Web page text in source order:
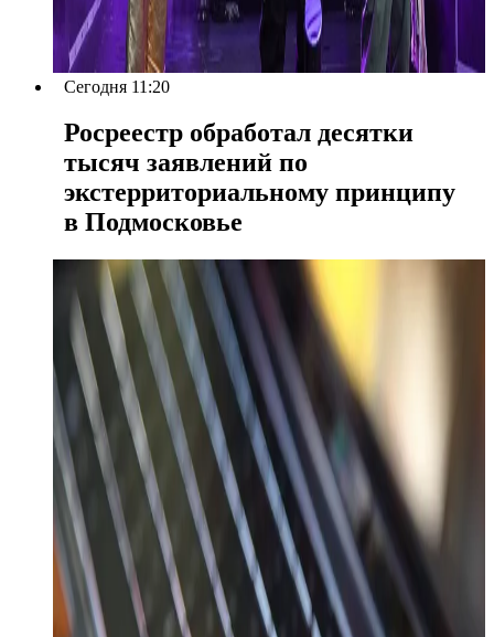
Сегодня 11:20
Росреестр обработал десятки
тысяч заявлений по
экстерриториальному принципу
в Подмосковье